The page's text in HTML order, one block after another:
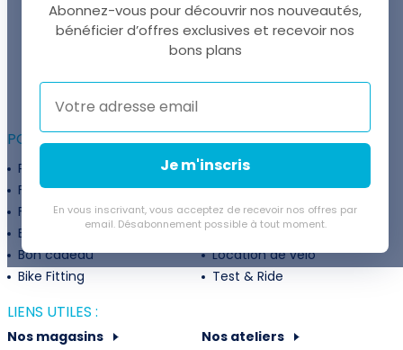
UNE QUESTION ?
+41 22 307 02 00
POUR ALLER PLUS LOIN :
Programme fidélité
Entreprises
Financement
Services
Flexibilité de paiement
Subventions
Extension de garantie
Politique de retour
Bon cadeau
Location de vélo
Bike Fitting
Test & Ride
LIENS UTILES :
Nos magasins Nos ateliers
Abonnez-vous pour découvrir nos nouveautés,
bénéficier d’offres exclusives et recevoir nos
bons plans
Je m'inscris
En vous inscrivant, vous acceptez de recevoir nos offres par
email. Désabonnement possible à tout moment.